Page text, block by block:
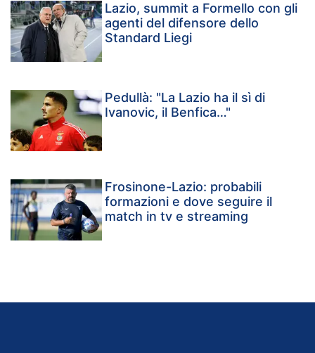
Lazio, summit a Formello con gli
agenti del difensore dello
Standard Liegi
Pedullà: "La Lazio ha il sì di
Ivanovic, il Benfica…"
Frosinone-Lazio: probabili
formazioni e dove seguire il
match in tv e streaming